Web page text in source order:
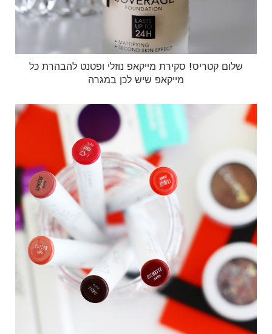
שלום קטריס! סקירת מייקאפ נוזלי ופטנט להבהרת כל
מייקאפ שיש לכן במגרה